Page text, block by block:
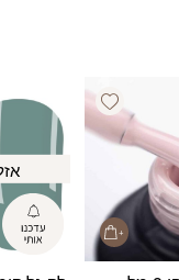
Add wishlist